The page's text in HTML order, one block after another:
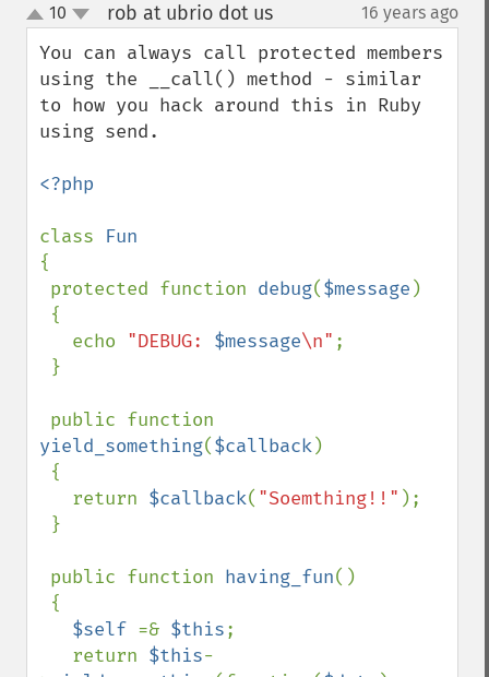
up
down
10 rob at ubrio dot us¶ 16 years ago
You can always call protected members
using the __call() method - similar
to how you hack around this in Ruby
using send.
<?php
class
{
protected function debug($message )
   echo
"DEBUG: $message\n" ;
yield_something($callback)
   return
$callback( "Soemthing!!" );
public function having_fun()
$self =& $this;
   return
$this-